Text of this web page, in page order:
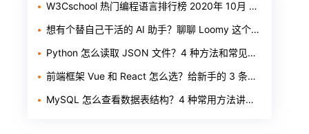
W3Cschool 热门编程语言排行榜 2020年 10月 TOP10
想有个替自己干活的 AI 助手？聊聊 Loomy 这个「AI 工作搭子」
Python 怎么读取 JSON 文件？4 种方法和常见报错一次讲清
前端框架 Vue 和 React 怎么选？给新手的 3 条实用建议
MySQL 怎么查看数据表结构？4 种常用方法讲清楚